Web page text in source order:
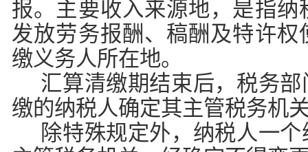
报。主要收入来源地，是指纳
发放劳务报酬、稿酬及特许权
缴义务人所在地。
汇算清缴期结束后，税务
缴的纳税人确定其主管税务机
除特殊规定外，纳税人一